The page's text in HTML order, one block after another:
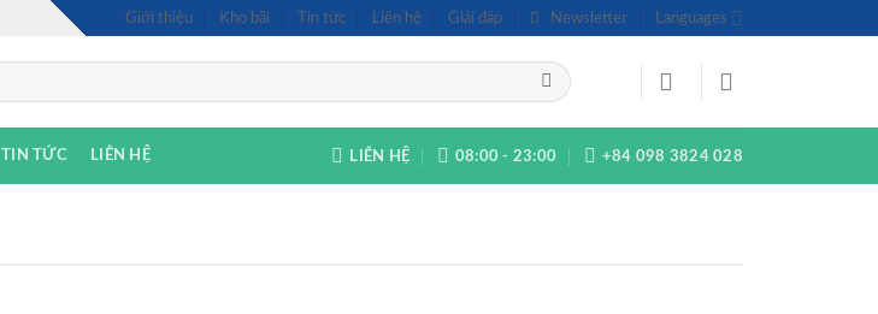
Giới thiệu Kho bãi Tin tức Liên hệ Giải đáp Newsletter Languages
TIN TỨC LIÊN HỆ LIÊN HỆ 08:00 - 23:00 +84 098 3824 028